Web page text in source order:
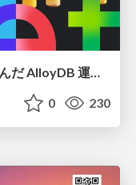
メルカリのグローバルアプリで挑んだ AlloyDB 運用と課題解決の実践記
0 230